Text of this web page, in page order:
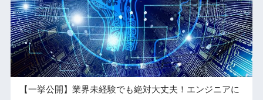
【一挙公開】業界未経験でも絶対大丈夫！エンジニアに